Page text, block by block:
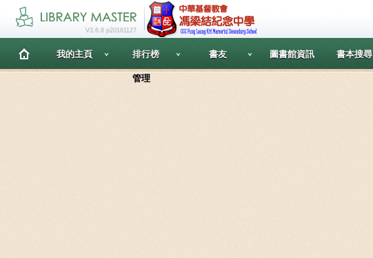
V3.6.8 p20181127
我的主頁 排行榜 書友 圖書館資訊 書本搜尋
管理